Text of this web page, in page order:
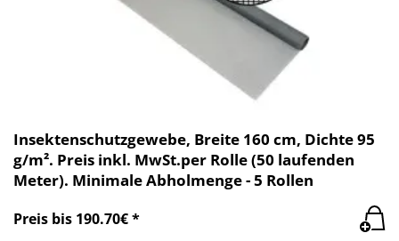
Insektenschutzgewebe, Breite 160 cm, Dichte 95
g/m². Preis inkl. MwSt.per Rolle (50 laufenden
Meter). Minimale Abholmenge - 5 Rollen
Preis bis 190.70€ *